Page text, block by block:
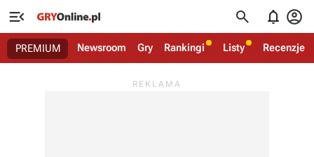
   
PREMIUM Newsroom Gry Rankingi Listy Recenzje